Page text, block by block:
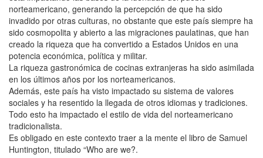
norteamericano, generando la percepción de que ha sido
invadido por otras culturas, no obstante que este país siempre ha
sido cosmopolita y abierto a las migraciones paulatinas, que han
creado la riqueza que ha convertido a Estados Unidos en una
potencia económica, política y militar.
La riqueza gastronómica de cocinas extranjeras ha sido asimilada
en los últimos años por los norteamericanos.
Además, este país ha visto impactado su sistema de valores
sociales y ha resentido la llegada de otros idiomas y tradiciones.
Todo esto ha impactado el estilo de vida del norteamericano
tradicionalista.
Es obligado en este contexto traer a la mente el libro de Samuel
Huntington, titulado “Who are we?.